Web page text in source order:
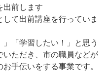
出前します
て出前講座を行っていま
「学習したい！」と思う
いただき、市の職員などが
手伝いをする事業です。